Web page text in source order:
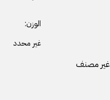
الوزن:
غير محدد
غير مصنف